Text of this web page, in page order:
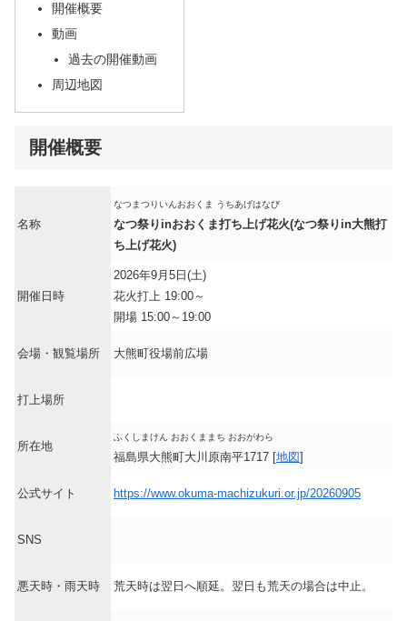
開催概要
動画
過去の開催動画
周辺地図
開催概要
名称
なつまつりいんおおくま うちあげはなび
なつ祭りinおおくま打ち上げ花火(なつ祭りin大熊打
ち上げ花火)
開催日時
2026年9月5日(土)
花火打上 19:00～
開場 15:00～19:00
会場・観覧場所 大熊町役場前広場
打上場所
所在地
ふくしまけん おおくままち おおがわら
福島県大熊町大川原南平1717 [地図]
公式サイト https://www.okuma-machizukuri.or.jp/20260905
SNS
悪天時・雨天時 荒天時は翌日へ順延。翌日も荒天の場合は中止。